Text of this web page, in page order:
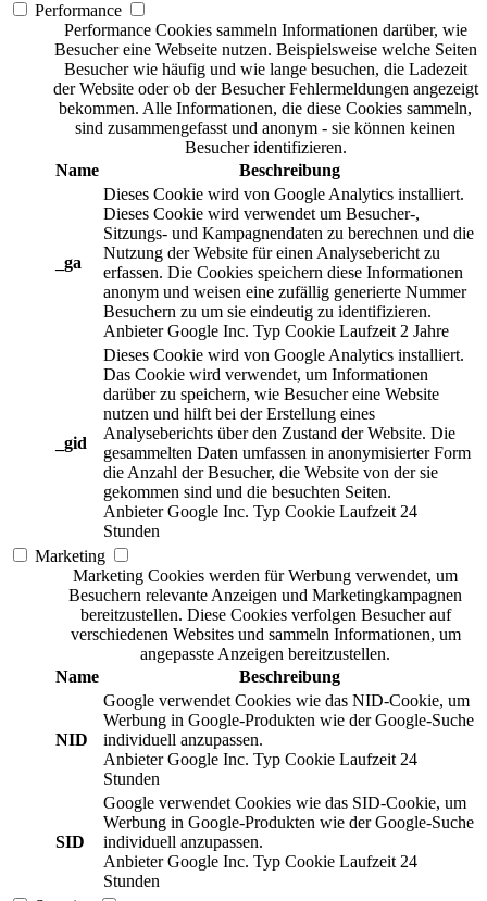
Performance
Performance Cookies sammeln Informationen darüber, wie
Besucher eine Webseite nutzen. Beispielsweise welche Seiten
Besucher wie häufig und wie lange besuchen, die Ladezeit
der Website oder ob der Besucher Fehlermeldungen angezeigt
bekommen. Alle Informationen, die diese Cookies sammeln,
sind zusammengefasst und anonym - sie können keinen
Besucher identifizieren.
Name
Beschreibung
_ga
Dieses Cookie wird von Google Analytics installiert.
Dieses Cookie wird verwendet um Besucher-,
Sitzungs- und Kampagnendaten zu berechnen und die
Nutzung der Website für einen Analysebericht zu
erfassen. Die Cookies speichern diese Informationen
anonym und weisen eine zufällig generierte Nummer
Besuchern zu um sie eindeutig zu identifizieren.
Anbieter Google Inc. Typ Cookie Laufzeit 2 Jahre
_gid
Dieses Cookie wird von Google Analytics installiert.
Das Cookie wird verwendet, um Informationen
darüber zu speichern, wie Besucher eine Website
nutzen und hilft bei der Erstellung eines
Analyseberichts über den Zustand der Website. Die
gesammelten Daten umfassen in anonymisierter Form
die Anzahl der Besucher, die Website von der sie
gekommen sind und die besuchten Seiten.
Anbieter Google Inc. Typ Cookie Laufzeit 24
Stunden
Marketing
Marketing Cookies werden für Werbung verwendet, um
Besuchern relevante Anzeigen und Marketingkampagnen
bereitzustellen. Diese Cookies verfolgen Besucher auf
verschiedenen Websites und sammeln Informationen, um
angepasste Anzeigen bereitzustellen.
Name
Beschreibung
NID
Google verwendet Cookies wie das NID-Cookie, um
Werbung in Google-Produkten wie der Google-Suche
individuell anzupassen.
Anbieter Google Inc. Typ Cookie Laufzeit 24
Stunden
SID
Google verwendet Cookies wie das SID-Cookie, um
Werbung in Google-Produkten wie der Google-Suche
individuell anzupassen.
Anbieter Google Inc. Typ Cookie Laufzeit 24
Stunden